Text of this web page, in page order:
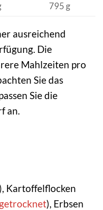
795 g
ausreichend
Die
Mahlzeiten pro
Sie das
Sie die
an.
Kartoffelflocken
getrocknet), Erbsen